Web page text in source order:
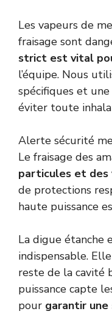
Les vapeurs de
fraisage sont
strict est vital
l’équipe. Nous
spécifiques et
éviter toute
Alerte sécurité
Le fraisage des
particules et des
de protections
haute puissance
La digue étanche
indispensable.
reste de la cavité
puissance capte
pour garantir